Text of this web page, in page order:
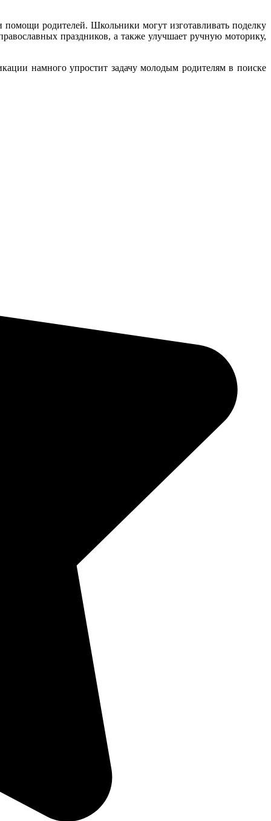
помощи родителей. Школьники могут изготавливать поделку
праздников, а также улучшает ручную моторику,
намного упростит задачу молодым родителям в поиске